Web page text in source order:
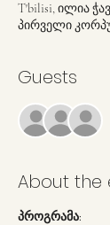
T'bilisi, ილია
პირველი
Guests
About the
პროგრამა: